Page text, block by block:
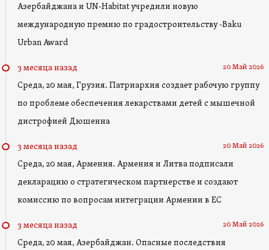
Азербайджана и UN-Habitat учредили новую
международную премию по градостроительству -Baku
Urban Award
3 месяца назад 20 Май 2026
Среда, 20 мая, Грузия. Патриархия создает рабочую группу
по проблеме обеспечения лекарствами детей с мышечной
дистрофией Дюшенна
3 месяца назад 20 Май 2026
Среда, 20 мая, Армения. Армения и Литва подписали
декларацию о стратегическом партнерстве и создают
комиссию по вопросам интеграции Армении в ЕС
3 месяца назад 20 Май 2026
Среда, 20 мая, Азербайджан. Опасные последствия